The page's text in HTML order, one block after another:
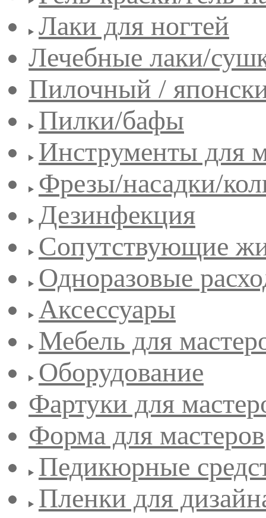
Лаки для ногтей
Лечебные лаки/
Пилочный /
Пилки/бафы
Инструменты для
Фрезы/насадки/
Дезинфекция
Сопутствующие
Одноразовые
Аксессуары
Мебель для
Оборудование
Фартуки для
Форма для мастеров
Педикюрные
Пленки для